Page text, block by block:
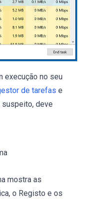
execução no seu
de tarefas e
suspeito, deve
mostra as
o Registo e os